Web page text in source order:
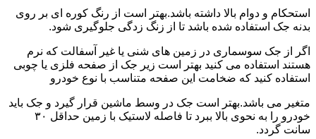
استحکام و دوام بالا داشته باشد.بهتر است از رنگ کوره ای بر روی
بدنه جک استفاده شده باشد تا از زنگ زدگی جلوگیری شود.
اگر از جک سوسماری در زمین های شنی یا غیر آسفالت که نرم
هستند استفاده می کنید بهتر است زیر جک از صفحه فلزی یا چوبی
استفاده کنید که ضخامت این صفحه متناسب با نوع خودرو
متغیر می باشد.بهتر است جک در وسط ماشین قرار گیرد و جک باید
خودرو را به نحوی بالا ببرد تا فاصله لاستیک با زمین حداقل ۳۰
سانت گردد.